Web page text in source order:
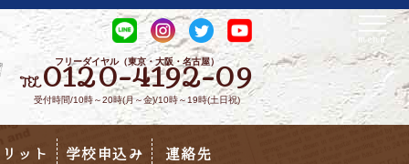
フリーダイヤル（東京・大阪・名古屋）
TEL0120-4192-09
受付時間/10時～20時(月～金)/10時～19時(土日祝)
ット 学校申込み 連絡先